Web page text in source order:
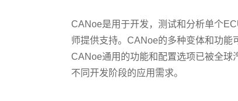
CANoe是用于开发，测试和分析单个
师提供支持。CANoe的多种变体和功能
CANoe通用的功能和配置选项已被全球
不同开发阶段的应用需求。